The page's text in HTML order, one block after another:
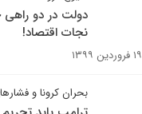
دولت در دو
نجات اقتصاد!
۱۹ فروردین ۱۳۹۹
بحران کرونا و